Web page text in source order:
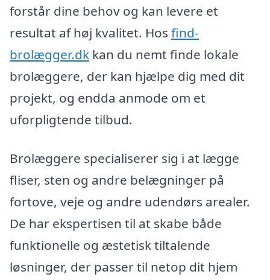
forstår dine behov og kan levere et
resultat af høj kvalitet. Hos find-
brolægger.dk kan du nemt finde lokale
brolæggere, der kan hjælpe dig med dit
projekt, og endda anmode om et
uforpligtende tilbud.
Brolæggere specialiserer sig i at lægge
fliser, sten og andre belægninger på
fortove, veje og andre udendørs arealer.
De har ekspertisen til at skabe både
funktionelle og æstetisk tiltalende
løsninger, der passer til netop dit hjem